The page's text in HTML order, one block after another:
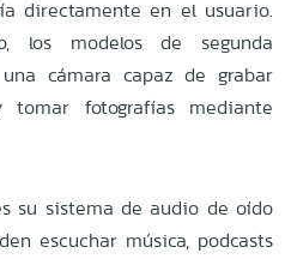
directamente en el usuario.
los modelos de segunda
cámara capaz de grabar
fotografías mediante
su sistema de audio de oído
escuchar música, podcasts